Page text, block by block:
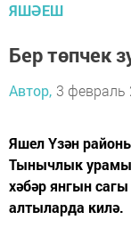
ЯШӘЕШ
Бер төпчек
Автор, 3 февраль
Яшел Үзән
Тынычлык
хәбәр янгын
алтыларда килә.